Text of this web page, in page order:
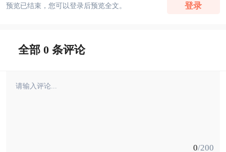
预览已结束，您可以登录后预览全文。 登录
全部 0 条评论
0/200